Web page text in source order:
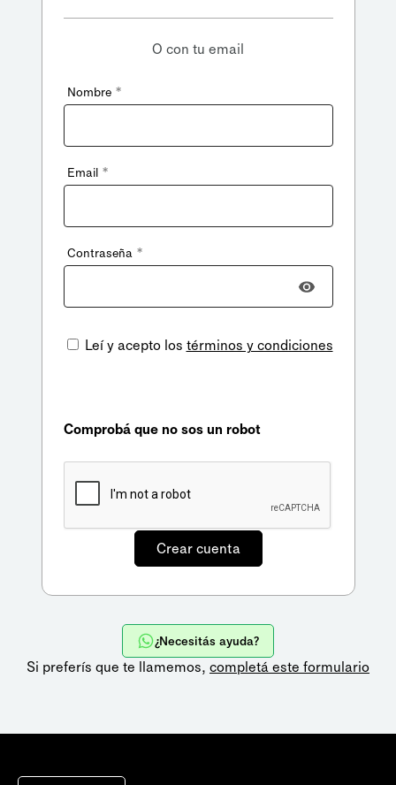
O con tu email
Nombre *
Email *
Contraseña *
Leí y acepto los términos y condiciones
Comprobá que no sos un robot
¿Necesitás ayuda?
Si preferís que te llamemos, completá este formulario